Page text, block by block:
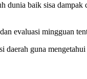
dunia baik sisa
evaluasi mingguan
guna